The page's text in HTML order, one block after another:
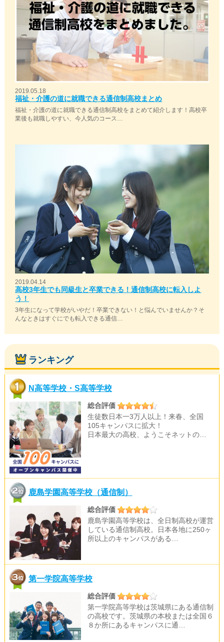
2019.05.18
福祉・介護の道に就職できる通信制高校まとめ
福祉・介護の道に就職できる通信制高校をまとめて紹介します！高校卒
業後も就職しやすい、今人気のコース…
2019.04.14
高校3年生でも同級生と卒業できる！通信制高校に転入しよ
う！
3年生になって学校がいやだ！卒業できない！と悩んでいませんか？そ
んなときはすぐにでも転入できる通信…
ランキング
N高等学校・S高等学校
総合評価
生徒数日本一3万人以上！来春、全国
105キャンパスに拡大！
日本最大の高校、ようこそネットの…
鹿島学園高等学校（通信制）
総合評価
鹿島学園高等学校は、全日制高校が運営
している通信制高校。日本各地に250ヶ
所以上のキャンパスがある…
第一学院高等学校
総合評価
第一学院高等学校は茨城県にある通信制
の高校です。茨城県の本校または全国６
８か所にあるキャンパスに通…